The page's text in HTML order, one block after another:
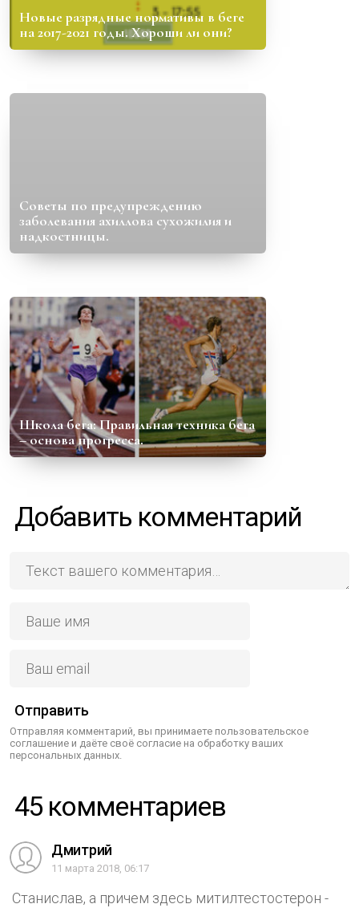
Новые разрядные нормативы в беге
на 2017-2021 годы. Хороши ли они?
Советы по предупреждению
заболевания ахиллова сухожилия и
надкостницы.
Школа бега: Правильная техника бега
– основа прогресса.
Добавить комментарий
Отправить
Отправляя комментарий, вы принимаете пользовательское
соглашение и даёте своё согласие на обработку ваших
персональных данных.
45 комментариев
Дмитрий
11 марта 2018, 06:17
Станислав, а причем здесь митилтестостерон -